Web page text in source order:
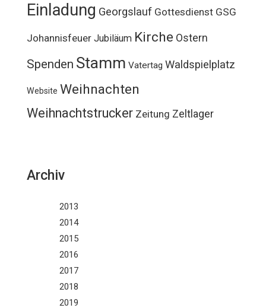
Einladung Georgslauf Gottesdienst GSG
Johannisfeuer Jubiläum Kirche Ostern
Spenden Stamm Vatertag Waldspielplatz
Website Weihnachten
Weihnachtstrucker Zeitung Zeltlager
Archiv
2013
2014
2015
2016
2017
2018
2019